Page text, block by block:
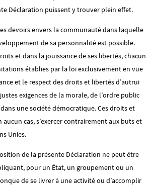
Déclaration puissent y trouver plein effet.
devoirs envers la communauté dans laquelle
de sa personnalité est possible.
et dans la jouissance de ses libertés, chacun
établies par la loi exclusivement en vue
et le respect des droits et libertés d’autrui
exigences de la morale, de l’ordre public
une société démocratique. Ces droits et
cas, s’exercer contrairement aux buts et
Unies.
de la présente Déclaration ne peut être
pour un État, un groupement ou un
de se livrer à une activité ou d’accomplir